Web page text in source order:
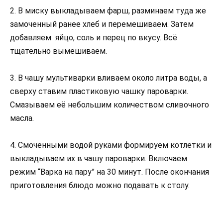
2. В миску выкладываем фарш, разминаем туда же
замоченный ранее хлеб и перемешиваем. Затем
добавляем яйцо, соль и перец по вкусу. Всё
тщательно вымешиваем.
3. В чашу мультиварки вливаем около литра воды, а
сверху ставим пластиковую чашку пароварки.
Смазываем её небольшим количеством сливочного
масла.
4. Смоченными водой руками формируем котлетки и
выкладываем их в чашу пароварки. Включаем
режим “Варка на пару” на 30 минут. После окончания
приготовления блюдо можно подавать к столу.